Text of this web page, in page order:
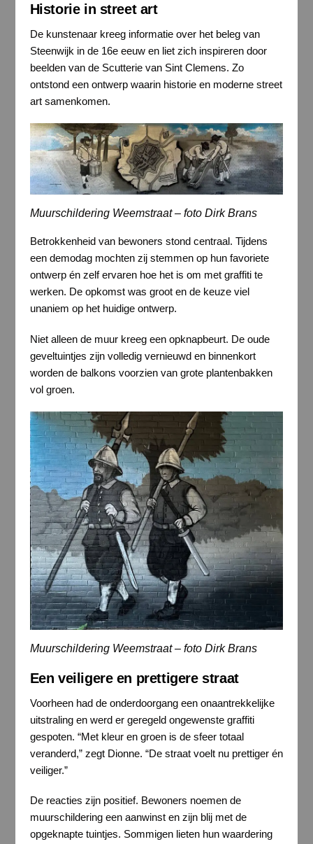
Historie in street art
De kunstenaar kreeg informatie over het beleg van
Steenwijk in de 16e eeuw en liet zich inspireren door
beelden van de Scutterie van Sint Clemens. Zo
ontstond een ontwerp waarin historie en moderne street
art samenkomen.
Muurschildering Weemstraat – foto Dirk Brans
Betrokkenheid van bewoners stond centraal. Tijdens
een demodag mochten zij stemmen op hun favoriete
ontwerp én zelf ervaren hoe het is om met graffiti te
werken. De opkomst was groot en de keuze viel
unaniem op het huidige ontwerp.
Niet alleen de muur kreeg een opknapbeurt. De oude
geveltuintjes zijn volledig vernieuwd en binnenkort
worden de balkons voorzien van grote plantenbakken
vol groen.
Muurschildering Weemstraat – foto Dirk Brans
Een veiligere en prettigere straat
Voorheen had de onderdoorgang een onaantrekkelijke
uitstraling en werd er geregeld ongewenste graffiti
gespoten. “Met kleur en groen is de sfeer totaal
veranderd,” zegt Dionne. “De straat voelt nu prettiger én
veiliger.”
De reacties zijn positief. Bewoners noemen de
muurschildering een aanwinst en zijn blij met de
opgeknapte tuintjes. Sommigen lieten hun waardering